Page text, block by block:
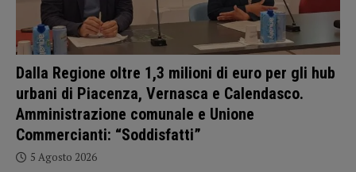
Dalla Regione oltre 1,3 milioni di euro per gli hub
urbani di Piacenza, Vernasca e Calendasco.
Amministrazione comunale e Unione
Commercianti: “Soddisfatti”
5 Agosto 2026